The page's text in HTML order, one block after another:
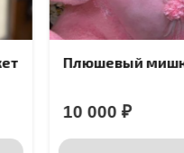
Плюшевый мишка
10 000₽